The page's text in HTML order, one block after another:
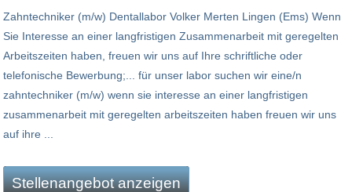
Zahntechniker (m/w) Dentallabor Volker Merten Lingen (Ems) Wenn
Sie Interesse an einer langfristigen Zusammenarbeit mit geregelten
Arbeitszeiten haben, freuen wir uns auf Ihre schriftliche oder
telefonische Bewerbung;... für unser labor suchen wir eine/n
zahntechniker (m/w) wenn sie interesse an einer langfristigen
zusammenarbeit mit geregelten arbeitszeiten haben freuen wir uns
auf ihre ...
Stellenangebot anzeigen